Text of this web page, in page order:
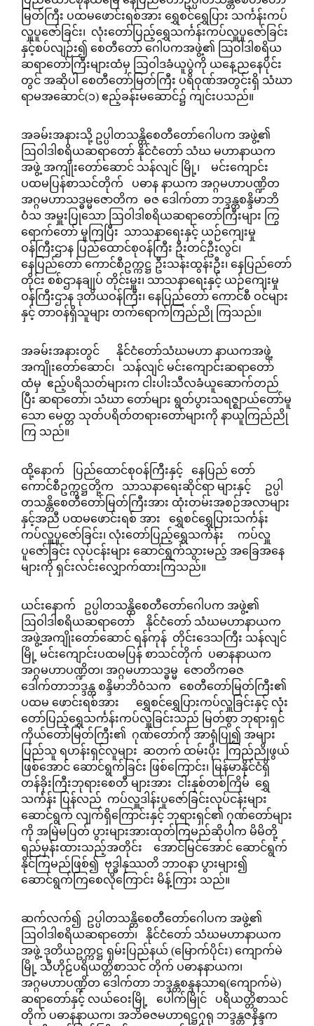
မြတ်ကြီး ပထမဖောင်းရစ်အား ရွှေစင်ရွှေပြား သင်္ကန်းကပ်
လှူပူဇော်ခြင်း၊ လုံးတော်ပြည့်ရွှေသင်္ကန်းကပ်လှူပူဇော်ခြင်း
နှင့်စပ်လျဉ်း၍ စေတီတော် ဂေါပကအဖွဲ့၏ ဩဝါဒါစရိယ
ဆရာတော်ကြီးများထံမှ ဩဝါဒခံယူပွဲကို ယနေ့ညနေပိုင်း
တွင် အဆိုပါ စေတီတော်မြတ်ကြီး ပရိဝုဏ်အတွင်းရှိ သံဃာ
ရာမအဆောင်(၁) ဧည့်ခန်းမဆောင်၌ ကျင်းပသည်။
အခမ်းအနားသို့ ဥပ္ပါတသန္တိစေတီတော်ဂေါပက အဖွဲ့၏
ဩဝါဒါစရိယဆရာတော် နိုင်ငံတော် သံဃ မဟာနာယက
အဖွဲ့ အကျိုးတော်ဆောင် သန်လျင် မြို့၊ မင်းကျောင်း
ပထမပြန်စာသင်တိုက် ပဓာန နာယက အဂ္ဂမဟာပဏ္ဍိတ
အဂ္ဂမဟာသဒ္ဓမ္မဇောတိက ဓဇ ဒေါက်တာ ဘဒ္ဒန္တစန္ဒိမာဘိ
ဝံသ အမှူးပြုသော ဩဝါဒါစရိယဆရာတော်ကြီးများ ကြွ
ရောက်တော် မူကြပြီး သာသနာရေးနှင့် ယဉ်ကျေးမှု
ဝန်ကြီးဌာန ပြည်ထောင်စုဝန်ကြီး ဦးတင်ဦးလွင်၊
နေပြည်တော် ကောင်စီဥက္ကဋ္ဌ ဦးသန်းထွန်းဦး၊ နေပြည်တော်
တိုင်း စစ်ဌာနချုပ် တိုင်းမှူး၊ သာသနာရေးနှင့် ယဉ်ကျေးမှု
ဝန်ကြီးဌာန ဒုတိယဝန်ကြီး၊ နေပြည်တော် ကောင်စီ ဝင်များ
နှင့် တာဝန်ရှိသူများ တက်ရောက်ကြည်ညို ကြသည်။
အခမ်းအနားတွင် နိုင်ငံတော်သံဃမဟာ နာယကအဖွဲ့
အကျိုးတော်ဆောင်၊ သန်လျင် မင်းကျောင်းဆရာတော်
ထံမှ ဧည့်ပရိသတ်များက ငါးပါးသီလခံယူဆောက်တည်
ပြီး ဆရာတော်၊ သံဃာ တော်များ ရွတ်ပွားသရဇ္ဈာယ်တော်မူ
သော မေတ္တ သုတ်ပရိတ်တရားတော်များကို နာယူကြည်ညို
ကြ သည်။
ထို့နောက် ပြည်ထောင်စုဝန်ကြီးနှင့် နေပြည် တော်
ကောင်စီဥက္ကဋ္ဌတို့က သာသနာရေးဆိုင်ရာ များနှင့် ဥပ္ပါ
တသန္တိစေတီတော်မြတ်ကြီးအား ထုံးတမ်းအစဉ်အလာများ
နှင့်အညီ ပထမဖောင်းရစ် အား ရွှေစင်ရွှေပြားသင်္ကန်း
ကပ်လှူပူဇော်ခြင်း၊ လုံးတော်ပြည့်ရွှေသင်္ကန်း ကပ်လှူ
ပူဇော်ခြင်း လုပ်ငန်းများ ဆောင်ရွက်သွားမည့် အခြေအနေ
များကို ရှင်းလင်းလျှောက်ထားကြသည်။
ယင်းနောက် ဥပ္ပါတသန္တိစေတီတော်ဂေါပက အဖွဲ့၏
ဩဝါဒါစရိယဆရာတော် နိုင်ငံတော် သံဃမဟာနာယက
အဖွဲ့အကျိုးတော်ဆောင် ရန်ကုန် တိုင်းဒေသကြီး သန်လျင်
မြို့ မင်းကျောင်းပထမပြန် စာသင်တိုက် ပဓာနနာယက
အဂ္ဂမဟာပဏ္ဍိတ၊ အဂ္ဂမဟာသဒ္ဓမ္မ ဇောတိကဓဇ
ဒေါက်တာဘဒ္ဒန္တ စန္ဒိမာဘိဝံသက စေတီတော်မြတ်ကြီး၏
ပထမ ဖောင်းရစ်အား ရွှေစင်ရွှေပြားကပ်လှူခြင်းနှင့် လုံး
တော်ပြည့်ရွှေသင်္ကန်းကပ်လှူခြင်းသည် မြတ်စွာ ဘုရားရှင်
ကိုယ်တော်မြတ်ကြီး၏ ဂုဏ်တော်ကို အာရုံပြု၍ အများ
ပြည်သူ ရဟန်းရှင်လူများ ဆတက် ထမ်းပိုး ကြည်ညိုဖွယ်
ဖြစ်အောင် ဆောင်ရွက်ခြင်း ဖြစ်ကြောင်း၊ မြန်မာနိုင်ငံရှိ
တန်ခိုးကြီးဘုရားစေတီ များအား ငါးနှစ်တစ်ကြိမ် ရွှေ
သင်္ကန်း ပြန်လည် ကပ်လှူဒါန်းပူဇော်ခြင်းလုပ်ငန်းများ
ဆောင်ရွက် လျက်ရှိကြောင်းနှင့် ဘုရားရှင်၏ ဂုဏ်တော်များ
ကို အမြဲမပြတ် ပွားများအားထုတ်ကြမည်ဆိုပါက မိမိတို့
ရည်မှန်းထားသည့်အတိုင်း အောင်မြင်အောင် ဆောင်ရွက်
နိုင်ကြမည်ဖြစ်၍ ဗုဒ္ဓါနုဿတိ ဘာဝနာ ပွားများ၍
ဆောင်ရွက်ကြစေလိုကြောင်း မိန့်ကြား သည်။
ဆက်လက်၍ ဥပ္ပါတသန္တိစေတီတော်ဂေါပက အဖွဲ့၏
ဩဝါဒါစရိယဆရာတော်၊ နိုင်ငံတော် သံဃမဟာနာယက
အဖွဲ့ ဒုတိယဥက္ကဋ္ဌ ရှမ်းပြည်နယ် (မြောက်ပိုင်း) ကျောက်မဲ
မြို့ သီဟိုဠ်ပရိယတ္တိစာသင် တိုက် ပဓာနနာယက၊
အဂ္ဂမဟာပဏ္ဍိတ ဒေါက်တာ ဘဒ္ဒန္တစန္ဒနသာရ(ကျောက်မဲ)
ဆရာတော်နှင့် လယ်ဝေးမြို့ ပေါက်မြိုင် ပရိယတ္တိစာသင်
တိုက် ပဓာနနာယက၊ အဘိဓဇမဟာရဋ္ဌဂုရု ဘဒ္ဒန္တဇနိန္ဒက